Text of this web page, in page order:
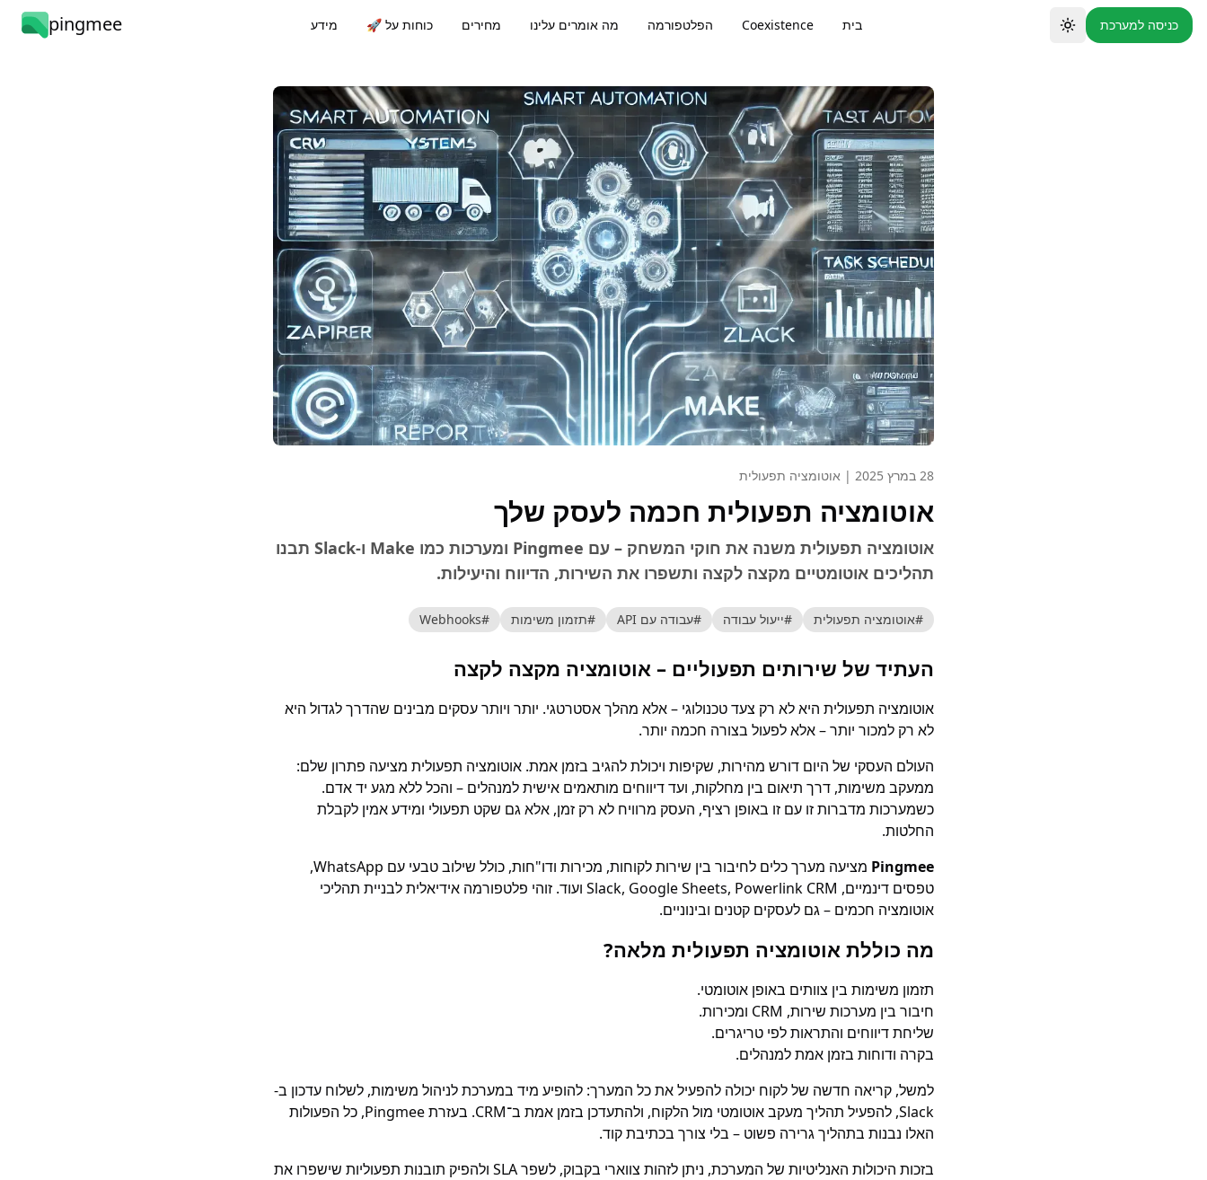
pingmee מידע 🚀 כוחות על מחירים מה אומרים עלינו הפלטפורמה Coexistence בית Toggle theme
כניסה למערכת
28 במרץ 2025 | אוטומציה תפעולית
אוטומציה תפעולית חכמה לעסק שלך
אוטומציה תפעולית משנה את חוקי המשחק – עם Pingmee ומערכות כמו Make ו-Slack תבנו
תהליכים אוטומטיים מקצה לקצה ותשפרו את השירות, הדיווח והיעילות.
#אוטומציה תפעולית #ייעול עבודה #עבודה עם API #תזמון משימות #
Webhooks
העתיד של שירותים תפעוליים – אוטומציה מקצה לקצה
אוטומציה תפעולית היא לא רק צעד טכנולוגי – אלא מהלך אסטרטגי. יותר ויותר עסקים מבינים שהדרך לגדול היא
לא רק למכור יותר – אלא לפעול בצורה חכמה יותר.
העולם העסקי של היום דורש מהירות, שקיפות ויכולת להגיב בזמן אמת. אוטומציה תפעולית מציעה פתרון שלם:
ממעקב משימות, דרך תיאום בין מחלקות, ועד דיווחים מותאמים אישית למנהלים – והכל ללא מגע יד אדם.
כשמערכות מדברות זו עם זו באופן רציף, העסק מרוויח לא רק זמן, אלא גם שקט תפעולי ומידע אמין לקבלת
החלטות.
Pingmee
מציעה מערך כלים לחיבור בין שירות לקוחות, מכירות ודו"חות, כולל שילוב טבעי עם WhatsApp,
טפסים דינמיים, Slack, Google Sheets, Powerlink CRM ועוד. זוהי פלטפורמה אידיאלית לבניית תהליכי
אוטומציה חכמים – גם לעסקים קטנים ובינוניים.
מה כוללת אוטומציה תפעולית מלאה?
תזמון משימות בין צוותים באופן אוטומטי.
חיבור בין מערכות שירות, CRM ומכירות.
שליחת דיווחים והתראות לפי טריגרים.
בקרה ודוחות בזמן אמת למנהלים.
למשל, קריאה חדשה של לקוח יכולה להפעיל את כל המערך: להופיע מיד במערכת לניהול משימות, לשלוח עדכון ב-
Slack, להפעיל תהליך מעקב אוטומטי מול הלקוח, ולהתעדכן בזמן אמת ב־CRM. בעזרת Pingmee, כל הפעולות
האלו נבנות בתהליך גרירה פשוט – בלי צורך בכתיבת קוד.
בזכות היכולות האנליטיות של המערכת, ניתן לזהות צווארי בקבוק, לשפר SLA ולהפיק תובנות תפעוליות שישפרו את